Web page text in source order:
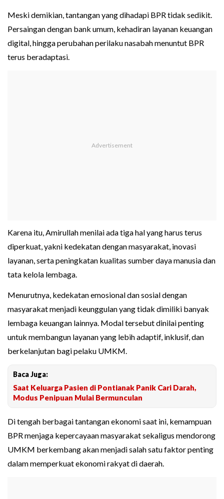
Meski demikian, tantangan yang dihadapi BPR tidak sedikit.
Persaingan dengan bank umum, kehadiran layanan keuangan
digital, hingga perubahan perilaku nasabah menuntut BPR
terus beradaptasi.
Karena itu, Amirullah menilai ada tiga hal yang harus terus
diperkuat, yakni kedekatan dengan masyarakat, inovasi
layanan, serta peningkatan kualitas sumber daya manusia dan
tata kelola lembaga.
Menurutnya, kedekatan emosional dan sosial dengan
masyarakat menjadi keunggulan yang tidak dimiliki banyak
lembaga keuangan lainnya. Modal tersebut dinilai penting
untuk membangun layanan yang lebih adaptif, inklusif, dan
berkelanjutan bagi pelaku UMKM.
Baca Juga:
Saat Keluarga Pasien di Pontianak Panik Cari Darah,
Modus Penipuan Mulai Bermunculan
Di tengah berbagai tantangan ekonomi saat ini, kemampuan
BPR menjaga kepercayaan masyarakat sekaligus mendorong
UMKM berkembang akan menjadi salah satu faktor penting
dalam memperkuat ekonomi rakyat di daerah.